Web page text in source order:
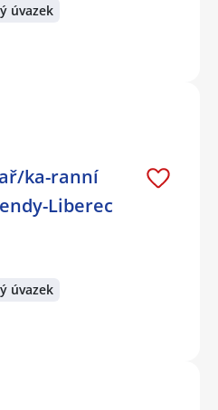
úvazek
ka-ranní
Liberec
úvazek